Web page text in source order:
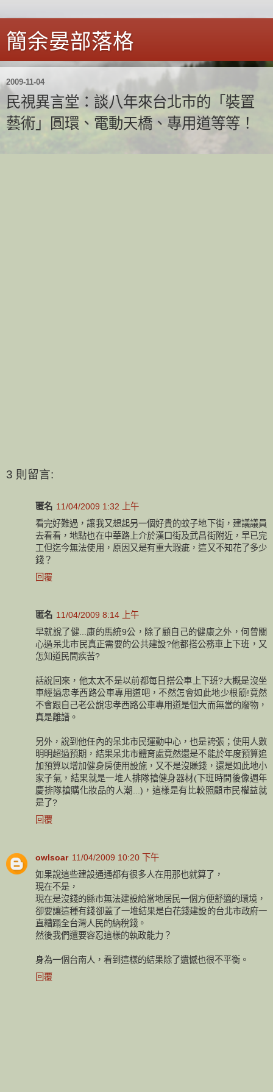
簡余晏部落格
2009-11-04
民視異言堂：談八年來台北市的「裝置
藝術」圓環、電動天橋、專用道等等！
3 則留言:
匿名 11/04/2009 1:32 上午
看完好難過，讓我又想起另一個好貴的蚊子地下街，建議議員
去看看，地點也在中華路上介於漢口街及武昌街附近，早已完
工但迄今無法使用，原因又是有重大瑕疵，這又不知花了多少
錢？
回覆
匿名 11/04/2009 8:14 上午
早就說了健...康的馬統9公，除了顧自己的健康之外，何曾關
心過呆北市民真正需要的公共建設?他都搭公務車上下班，又
怎知道民間疾苦?
話說回來，他太太不是以前都每日搭公車上下班?大概是沒坐
車經過忠孝西路公車專用道吧，不然怎會如此地少根筋!竟然
不會跟自己老公說忠孝西路公車專用道是個大而無當的廢物，
真是離譜。
另外，說到他任內的呆北市民運動中心，也是誇張；使用人數
明明超過預期，結果呆北市體育處竟然還是不能於年度預算追
加預算以增加健身房使用設施，又不是沒賺錢，還是如此地小
家子氣，結果就是一堆人排隊搶健身器材(下班時間後像週年
慶排隊搶購化妝品的人潮...)，這樣是有比較照顧市民權益就
是了?
回覆
owlsoar 11/04/2009 10:20 下午
如果說這些建設通通都有很多人在用那也就算了，
現在不是，
現在是沒錢的縣市無法建設給當地居民一個方便舒適的環境，
卻要讓這種有錢卻蓋了一堆結果是白花錢建設的台北市政府一
直糟蹋全台灣人民的納稅錢。
然後我們還要容忍這樣的執政能力？
身為一個台南人，看到這樣的結果除了遺憾也很不平衡。
回覆